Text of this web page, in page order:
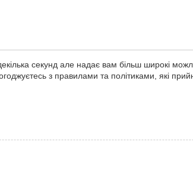
секунд але надає вам більш широкі
з правилами та політиками, які